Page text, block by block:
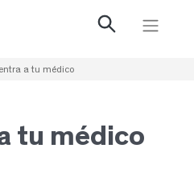
a tu médico
tu médico